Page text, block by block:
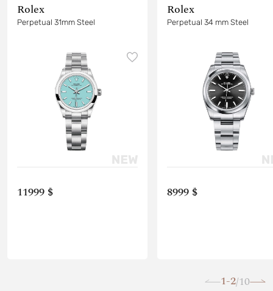
Rolex
Perpetual 31mm Steel
11999 $
Rolex
Perpetual 34 mm Steel
8999 $
1-2/10